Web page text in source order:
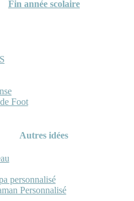
Fin année scolaire
Foot
Autres idées
personnalisé
Personnalisé